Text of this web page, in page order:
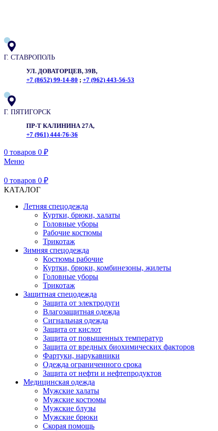
Г. СТАВРОПОЛЬ
УЛ. ДОВАТОРЦЕВ, 39В,
+7 (8652) 99-14-80 ; +7 (962) 443-56-53
Г. ПЯТИГОРСК
ПР-Т КАЛИНИНА 27А,
+7 (961) 444-76-36
0 товаров 0 ₽
Меню
0 товаров 0 ₽
КАТАЛОГ
Летняя спецодежда
Куртки, брюки, халаты
Головные уборы
Рабочие костюмы
Трикотаж
Зимняя спецодежда
Костюмы рабочие
Куртки, брюки, комбинезоны, жилеты
Головные уборы
Трикотаж
Защитная спецодежда
Защита от электродуги
Влагозащитная одежда
Сигнальная одежда
Защита от кислот
Защита от повышенных температур
Защита от вредных биохимических факторов
Фартуки, нарукавники
Одежда ограниченного срока
Защита от нефти и нефтепродуктов
Медицинская одежда
Мужские халаты
Мужские костюмы
Мужские блузы
Мужские брюки
Скорая помощь